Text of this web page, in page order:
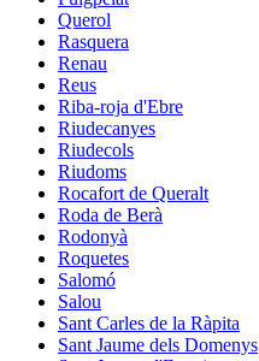
Querol
Rasquera
Renau
Reus
Riba-roja d'Ebre
Riudecanyes
Riudecols
Riudoms
Rocafort de Queralt
Roda de Berà
Rodonyà
Roquetes
Salomó
Salou
Sant Carles de la Ràpita
Sant Jaume dels Domenys